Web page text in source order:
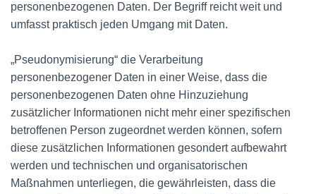
personenbezogenen Daten. Der Begriff reicht weit und
umfasst praktisch jeden Umgang mit Daten.
„Pseudonymisierung“ die Verarbeitung
personenbezogener Daten in einer Weise, dass die
personenbezogenen Daten ohne Hinzuziehung
zusätzlicher Informationen nicht mehr einer spezifischen
betroffenen Person zugeordnet werden können, sofern
diese zusätzlichen Informationen gesondert aufbewahrt
werden und technischen und organisatorischen
Maßnahmen unterliegen, die gewährleisten, dass die